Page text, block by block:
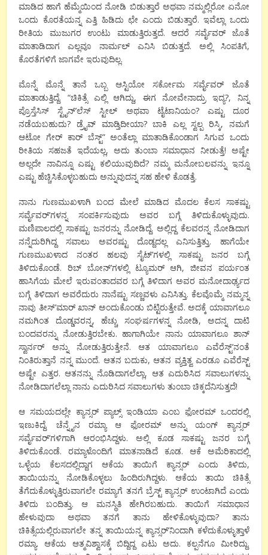
ಮಾಡಿದ ಹಾಗೆ ಹೆಮ್ಮೆಯಿಂದ ನೋಡಿ ಬಿಡುತ್ತಾರೆ ಅಥವಾ ನಮ್ಮಲ್ಲಿರೋ ಏನೋ
ಒಂದು ಕೊರತೆಯನ್ನ ಎತ್ತಿ ಹಿಡಿದು ಛೇ ಎಂದು ಬಿಡುತ್ತಾರೆ. ಇವೆಲ್ಲಾ ಒಂದು
ರೀತಿಯ ಮುಜುಗರ ಉಂಟು ಮಾಡುತ್ತಿರುತ್ತದೆ. ಆದರೆ ಸರ್ವೈವರ್ ಜೊತೆ
ಮಾತಾಡಿದಾಗ ಎಲ್ಲವೂ ನಾರ್ಮಲ್ ಎನಿಸಿ ಬಿಡುತ್ತದೆ. ಅಲ್ಲಿ ಸಿಂಪತಿಗೆ,
ಕೊರತೆಗಳಿಗೆ ಜಾಗವೇ ಇರುವುದಿಲ್ಲ.
ಮೊನ್ನೆ ಮೊನ್ನೆ ತಾನೆ ಒಬ್ಬ ಆಸ್ಟಿಯೋ ಸರ್ಕೋಮ ಸರ್ವೈವರ್ ಜೊತೆ
ಮಾತಾಡುತ್ತಿದ್ದೆ. “ಚಿಕಿತ್ಸೆ ಎಲ್ಲಿ ಆಗಿದ್ದು, ಈಗ ನೋವೇನಾದ್ರು ಇದ್ಯ?, ನಿನ್ನ
ಪ್ರೊಸ್ತೆಸಿಸ್ ಸ್ಟೈನ್’ಲೆಸ್ ಸ್ಟೀಲ್ ಅಥವಾ ಟೈಟಾನಿಯಂ? ಎಷ್ಟು ದೂರ
ನಡೆಯಬಹುದು? ಡ್ರೈವ್ ಮಾಡ್ತಿದೀಯಾ? ಬಾಕಿ ಎಲ್ಲ ಸ್ವಲ್ಪ ರಿಸ್ಕಿ, ನಮಗೆ
ಆಟೋ ಗೇರ್ ಕಾರ್ ಬೆಸ್ಟ್” ಅಂತೆಲ್ಲಾ ಮಾತಾಡಿಕೊಂಡಾಗ ಸಿಗುವ ಒಂದು
ರೀತಿಯ ಸಹಜತೆ ಇದೆಯಲ್ಲ, ಅದು ತುಂಬಾ ಸಮಾಧಾನ ನೀಡುತ್ತೆ! ಅಷ್ಟೇ
ಅಲ್ಲದೇ ನಾವಿನ್ನೂ ಎಷ್ಟು ಕಲಿಯುವುದಿದೆ? ನಮ್ಮ ಮನೋಬಲವನ್ನು ಇನ್ನೂ
ಎಷ್ಟು ಹೆಚ್ಚಿಸಿಕೊಳ್ಳಬಹುದು ಅನ್ನುವುದನ್ನ ಸಹ ಹೇಳಿ ಕೊಡತ್ತೆ.
ನಾನು ಗುಣಮುಖಳಾಗಿ ಬಂದ ಮೇಲೆ ಮಾಡಿದ ಮೊದಲ ಕೆಲಸ ಸಾಕಷ್ಟು
ಸರ್ವೈವರ್’ಗಳನ್ನ ಸಂಪರ್ಕಿಸುವುದು ಅವರ ಬಗ್ಗೆ ತಿಳಿದುಕೊಳ್ಳುವುದು.
ಮಣಿಪಾಲದಲ್ಲಿ ಸಾಕಷ್ಟು ಜನರನ್ನು ನೋಡಿದ್ದೆ. ಅಲ್ಲಿದ್ದ ಕೆಲವರನ್ನ ನೋಡಿದಾಗ
ನನ್ನೆದುರಿಗಿದ್ದ ಸವಾಲು ಅವರಷ್ಟು ದೊಡ್ದದಲ್ಲ ಎನಿಸುತ್ತಿತ್ತು. ಹಾಗೆಯೇ
ಗುಣಮುಖಳಾದ ನಂತರ ಹಲವು ಸೈಟ್’ಗಳಲ್ಲಿ ಸಾಕಷ್ಟು ಜನರ ಬಗ್ಗೆ
ತಿಳಿದುಕೊಂಡೆ. ರಿಬ್ ಬೋನ್’ಗಳಲ್ಲಿ ಟ್ಯೂಮರ್ ಆಗಿ, ಜೀವನ ಪರ್ಯಂತ
ಹಾಸಿಗೆಯ ಮೇಲೆ ಇರುವಂತಾದವರ ಬಗ್ಗೆ ತಿಳಿದಾಗ ಅವರ ಮನೋದಾರ್ಢ್ಯದ
ಬಗ್ಗೆ ತಿಳಿದಾಗ ಅವರೆದುರು ನಾನೆಷ್ಟು ಸಣ್ಣವಳು ಎನಿಸಿತ್ತು. ಕೆಲವೊಮ್ಮೆ ನಮ್ಮನ್ನ
ನಾವು ತೀಸ್’ಮಾರ್ ಖಾನ್ ಅಂದುಕೊಂಡು ಬಿಟ್ಟಿರುತ್ತೇವೆ. ಅದಕ್ಕೆ ಯಾವಾಗಲೂ
ನಮಗಿಂತ ದೊಡ್ಡವರನ್ನ, ಹೆಚ್ಚು ಸಂಘರ್ಷಗಳನ್ನ ನೋಡಿ, ಅದನ್ನ ದಾಟಿ
ಬಂದವರನ್ನು ನೋಡುತ್ತಿರಬೇಕು. ಹಾಗಾಗಿಯೇ ನಾನು ಯಾವಾಗಲೂ ಶಾನ್
ಸ್ವಾರ್ನರ್ ಅನ್ನು ನೋಡುತ್ತಿರುತ್ತೇನೆ. ಆತ ಯಾವಾಗಲೂ ಎವೆರೆಸ್ಟ್’ನಂತೆ
ನಿಂತಿರುತ್ತಾನೆ ನನ್ನ ಮುಂದೆ. ಆತನ ಬದುಕು, ಆತನ ವ್ಯಕ್ತಿತ್ವ ಎರಡೂ ಎವೆರೆಸ್ಟ್
ಅಷ್ಟೇ ಎತ್ತರ. ಆತನನ್ನು ನೊಡಿದಾಗಲೆಲ್ಲಾ, ಆತ ಎದುರಿಸಿದ ಸವಾಲುಗಳನ್ನು
ನೋಡಿದಾಗಲೆಲ್ಲಾ ನಾನು ಎದುರಿಸಿದ ಸವಾಲುಗಳು ತುಂಬಾ ಚಿಕ್ಕದೆನಿಸುತ್ತದೆ!
ಆ ಸಮಯದಲ್ಲೇ ಕ್ಯಾನ್ಸರ್ ಪ್ಯಾಲ್ಸ್ ಇಂಡಿಯಾ ಎಂಬ ಫೋರಮ್ ಒಂದರಲ್ಲಿ
ಇಣುಕಿದ್ದೆ. ಚೆನ್ನೈನ ರಮ್ಯಾ ಆ ಫೋರಮ್ ಅನ್ನು ಯಂಗ್ ಕ್ಯಾನ್ಸರ್
ಸರ್ವೈವರ್’ಗಳಿಗಾಗಿ ಆರಂಭಿಸಿದ್ದಳು. ಅಲ್ಲಿ ಕೂಡ ಸಾಕಷ್ಟು ಜನರ ಬಗ್ಗೆ
ತಿಳಿದುಕೊಂಡೆ. ರಮ್ಯಾಳೊಂದಿಗೆ ಮಾತನಾಡಿದೆ ಕೂಡ. ಆಕೆ ಅಮೆರಿಕಾದಲ್ಲಿ
ಒಳ್ಳೆಯ ಕೆಲಸದಲ್ಲಿದ್ದಾಗ ಆಕೆಯ ತಾಯಿಗೆ ಕ್ಯಾನ್ಸರ್ ಎಂದು ತಿಳಿದು,
ತಾಯಿಯನ್ನು ನೋಡಿಕೊಳ್ಳಲು ಹಿಂದಿರುಗಿದ್ದಳು. ಆಕೆಯ ತಾಯಿ ಚಿಕಿತ್ಸೆ
ತೆಗೆದುಕೊಳ್ಳುತ್ತಿರುವಾಗಲೇ ರಮ್ಯಾಗೆ ತನಗೆ ಬ್ರೆಸ್ಟ್ ಕ್ಯಾನ್ಸರ್ ಉಂಟಾಗಿದೆ ಎಂದು
ತಿಳಿದು ಬಂದಿತ್ತು. ಆ ಮನಸ್ಥಿತಿ ಹೇಗಿರಬಹುದು. ತಾಯಿಗೆ ಸಮಾಧಾನ
ಹೇಳುವುದಾ ಅಥವಾ ತನಗೆ ತಾನು ಹೇಳಿಕೊಳ್ಳುವುದಾ? ತಾನು
ಚಿಕಿತ್ಸೆಯಲ್ಲಿರುವಾಗಲೇ ತನ್ನ ತಾಯಿಯನ್ನ ಕ್ಯಾನ್ಸರ್’ನಿಂದಾಗಿ ಕಳೆದುಕೊಳ್ಳುತ್ತಾಳೆ
ರಮ್ಯಾ. ಆಕೆಯ ಆತ್ಮವಿಶ್ವಾಸಕ್ಕೆ ಬಿದ್ದಿದ್ದ ಏಟು ಅದು. ಕಲ್ಪನೆಗೂ ಮೀರಿದ್ದು.